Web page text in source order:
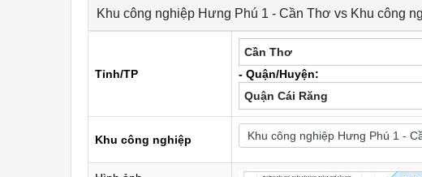
Khu công nghiệp Hưng Phú 1 - Cần Thơ vs Khu công
Tỉnh/TP
Cần Thơ
- Quận/Huyện:
Quận Cái Răng
Khu công nghiệp